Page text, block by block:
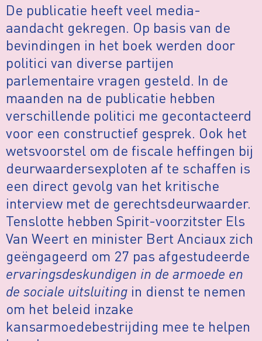
De publicatie heeft veel media-
aandacht gekregen. Op basis van de
bevindingen in het boek werden door
politici van diverse partijen
parlementaire vragen gesteld. In de
maanden na de publicatie hebben
verschillende politici me gecontacteerd
voor een constructief gesprek. Ook het
wetsvoorstel om de fiscale heffingen bij
deurwaardersexploten af te schaffen is
een direct gevolg van het kritische
interview met de gerechtsdeurwaarder.
Tenslotte hebben Spirit-voorzitster Els
Van Weert en minister Bert Anciaux zich
geëngageerd om 27 pas afgestudeerde
ervaringsdeskundigen in de armoede en
de sociale uitsluiting in dienst te nemen
om het beleid inzake
kansarmoedebestrijding mee te helpen